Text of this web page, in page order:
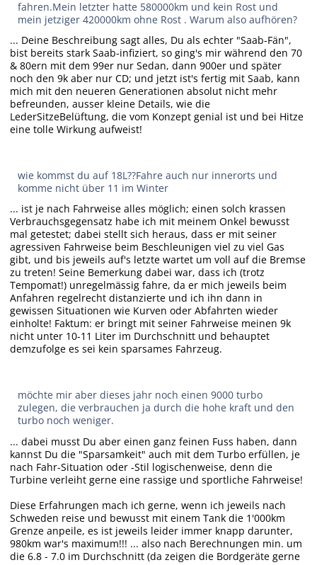
fahren.Mein letzter hatte 580000km und kein Rost und
mein jetziger 420000km ohne Rost . Warum also aufhören?
... Deine Beschreibung sagt alles, Du als echter "Saab-Fän",
bist bereits stark Saab-infiziert, so ging's mir während den 70
& 80ern mit dem 99er nur Sedan, dann 900er und später
noch den 9k aber nur CD; und jetzt ist's fertig mit Saab, kann
mich mit den neueren Generationen absolut nicht mehr
befreunden, ausser kleine Details, wie die
LederSitzeBelüftung, die vom Konzept genial ist und bei Hitze
eine tolle Wirkung aufweist!
wie kommst du auf 18L??Fahre auch nur innerorts und
komme nicht über 11 im Winter
... ist je nach Fahrweise alles möglich; einen solch krassen
Verbrauchsgegensatz habe ich mit meinem Onkel bewusst
mal getestet; dabei stellt sich heraus, dass er mit seiner
agressiven Fahrweise beim Beschleunigen viel zu viel Gas
gibt, und bis jeweils auf's letzte wartet um voll auf die Bremse
zu treten! Seine Bemerkung dabei war, dass ich (trotz
Tempomat!) unregelmässig fahre, da er mich jeweils beim
Anfahren regelrecht distanzierte und ich ihn dann in
gewissen Situationen wie Kurven oder Abfahrten wieder
einholte! Faktum: er bringt mit seiner Fahrweise meinen 9k
nicht unter 10-11 Liter im Durchschnitt und behauptet
demzufolge es sei kein sparsames Fahrzeug.
möchte mir aber dieses jahr noch einen 9000 turbo
zulegen, die verbrauchen ja durch die hohe kraft und den
turbo noch weniger.
... dabei musst Du aber einen ganz feinen Fuss haben, dann
kannst Du die "Sparsamkeit" auch mit dem Turbo erfüllen, je
nach Fahr-Situation oder -Stil logischenweise, denn die
Turbine verleiht gerne eine rassige und sportliche Fahrweise!
Diese Erfahrungen mach ich gerne, wenn ich jeweils nach
Schweden reise und bewusst mit einem Tank die 1'000km
Grenze anpeile, es ist jeweils leider immer knapp darunter,
980km war's maximum!!! ... also nach Berechnungen min. um
die 6.8 - 7.0 im Durchschnitt (da zeigen die Bordgeräte gerne